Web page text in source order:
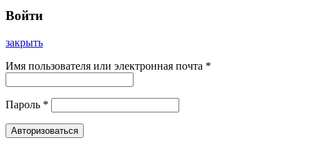
Войти
закрыть
Имя пользователя или электронная почта *
Пароль *
Авторизоваться